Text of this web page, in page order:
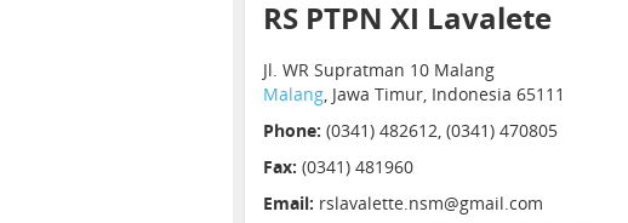
RS PTPN XI Lavalete
Jl. WR Supratman 10 Malang
Malang, Jawa Timur, Indonesia 65111
Phone: (0341) 482612, (0341) 470805
Fax: (0341) 481960
Email: rslavalette.nsm@gmail.com